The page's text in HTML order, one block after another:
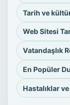
Tarih ve
Web Sitesi
Vatandaşlık
En Popüler
Hastalıklar